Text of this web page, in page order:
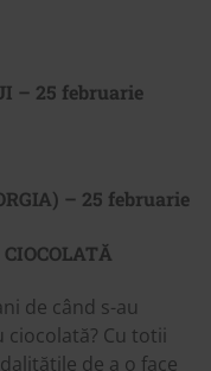
– 25 februarie
– 25 februarie
de când s-au
Cu totii
de a o face